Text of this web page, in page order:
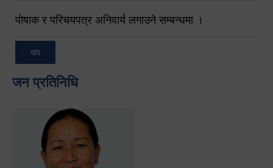
पोषाक र परिचयपत्र अनिवार्य लगाउने सम्बन्धमा ।
थप
जन प्रतिनिधि